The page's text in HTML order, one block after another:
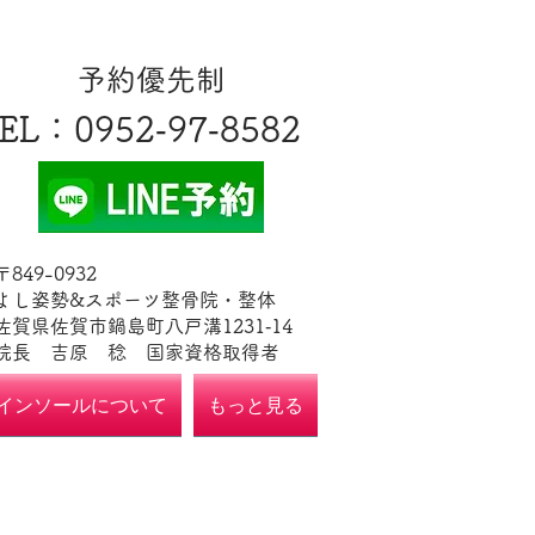
​予約優先制
​：0952‐97‐8582
849-0932
し姿勢&スポーツ整骨院・整体
賀県佐賀市鍋島町八戸溝1231‐14
長 吉原 稔​ 国家資格取得者
ンソールについて もっと見る